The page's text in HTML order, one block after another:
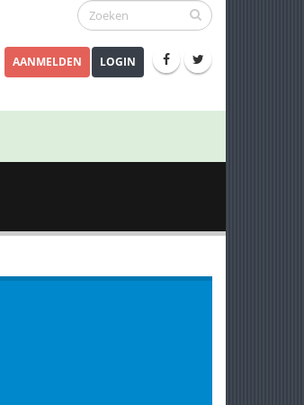
AANMELDEN LOGIN